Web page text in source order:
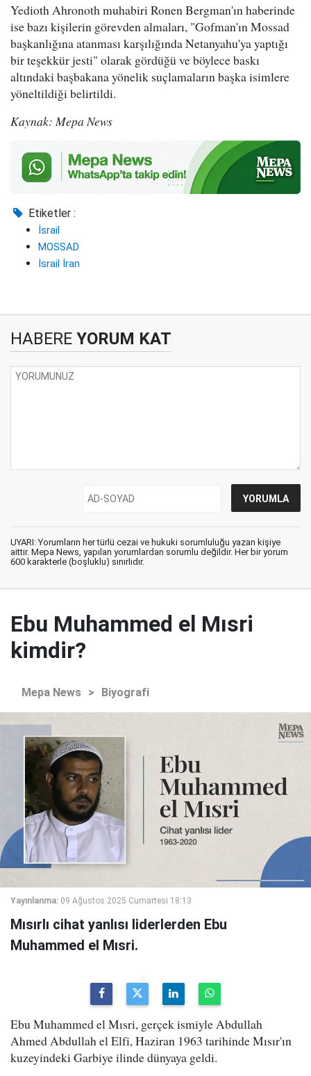
Yedioth Ahronoth muhabiri Ronen Bergman'ın haberinde
ise bazı kişilerin görevden almaları, "Gofman'ın Mossad
başkanlığına atanması karşılığında Netanyahu'ya yaptığı
bir teşekkür jesti" olarak gördüğü ve böylece baskı
altındaki başbakana yönelik suçlamaların başka isimlere
yöneltildiği belirtildi.
Kaynak: Mepa News
Etiketler :
İsrail
MOSSAD
İsrail İran
HABERE YORUM KAT
UYARI: Yorumların her türlü cezai ve hukuki sorumluluğu yazan kişiye
aittir. Mepa News, yapılan yorumlardan sorumlu değildir. Her bir yorum
600 karakterle (boşluklu) sınırlıdır.
Ebu Muhammed el Mısri
kimdir?
Mepa News > Biyografi
Yayınlanma: 09 Ağustos 2025 Cumartesi 18:13
Mısırlı cihat yanlısı liderlerden Ebu
Muhammed el Mısri.
Ebu Muhammed el Mısri, gerçek ismiyle Abdullah
Ahmed Abdullah el Elfi, Haziran 1963 tarihinde Mısır'ın
kuzeyindeki Garbiye ilinde dünyaya geldi.